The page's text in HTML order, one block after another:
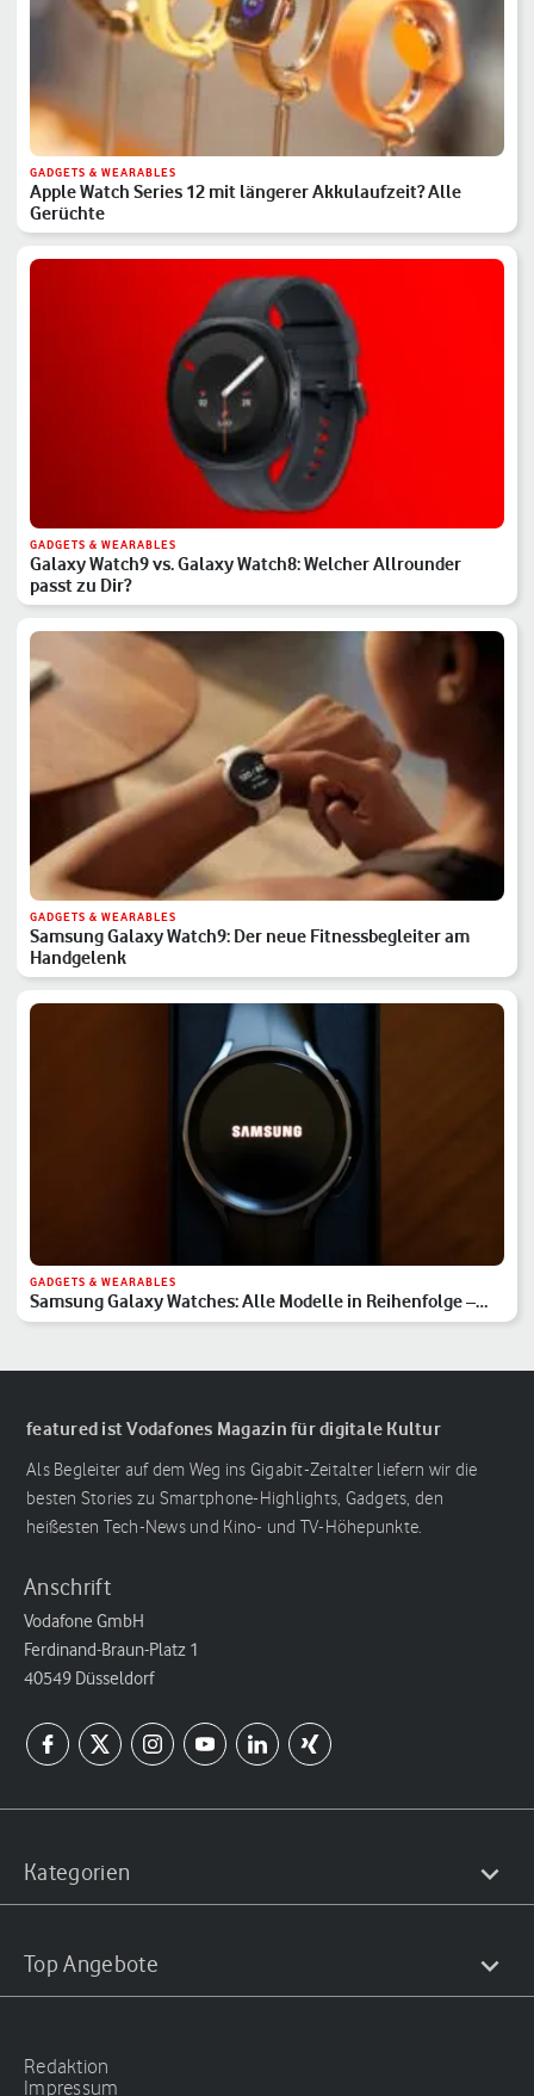
GADGETS & WEARABLES
Apple Watch Series 12 mit längerer Akkulaufzeit? Alle
Gerüchte
GADGETS & WEARABLES
Galaxy Watch9 vs. Galaxy Watch8: Welcher Allrounder
passt zu Dir?
GADGETS & WEARABLES
Samsung Galaxy Watch9: Der neue Fitnessbegleiter am
Handgelenk
GADGETS & WEARABLES
Samsung Galaxy Watches: Alle Modelle in Reihenfolge –
Hauptserie, Classic & Ultra
featured ist Vodafones Magazin für digitale Kultur
Als Begleiter auf dem Weg ins Gigabit-Zeitalter liefern wir die
besten Stories zu Smartphone-Highlights, Gadgets, den
heißesten Tech-News und Kino- und TV-Höhepunkte.
Anschrift
Vodafone GmbH
Ferdinand-Braun-Platz 1
40549 Düsseldorf
Kategorien
Top Angebote
Redaktion
Impressum